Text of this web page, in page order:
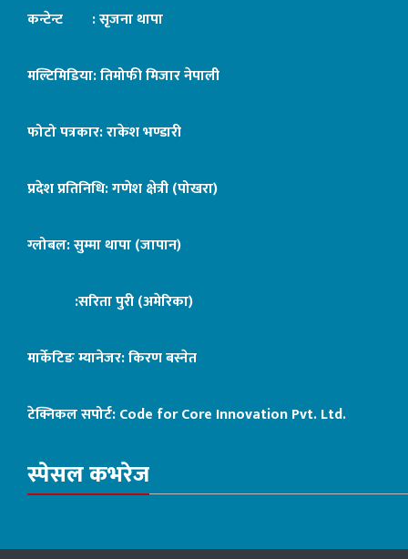
कन्टेन्ट : सृजना थापा
मल्टिमिडिया: तिमोफी मिजार नेपाली
फोटो पत्रकार: राकेश भण्डारी
प्रदेश प्रतिनिधि: गणेश क्षेत्री (पोखरा)
ग्लोबल: सुम्मा थापा (जापान)
:सरिता पुरी (अमेरिका)
मार्केटिङ म्यानेजर: किरण बस्नेत
टेक्निकल सपोर्ट:Code for Core Innovation Pvt. Ltd.
स्पेसल कभरेज